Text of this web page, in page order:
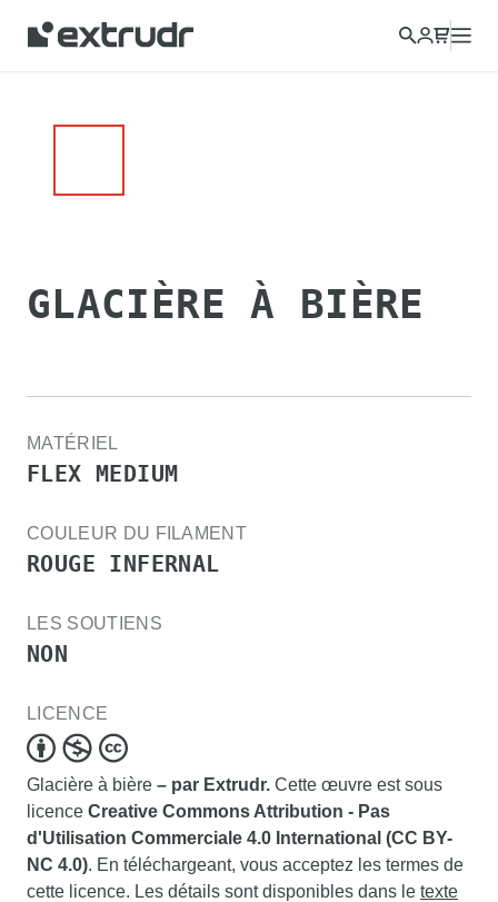
GLACIÈRE À BIÈRE
MATÉRIEL
FLEX MEDIUM
COULEUR DU FILAMENT
ROUGE INFERNAL
LES SOUTIENS
NON
LICENCE
Glacière à bière – par Extrudr. Cette œuvre est sous
licence Creative Commons Attribution - Pas
d'Utilisation Commerciale 4.0 International (CC BY-
NC 4.0). En téléchargeant, vous acceptez les termes de
cette licence. Les détails sont disponibles dans le texte